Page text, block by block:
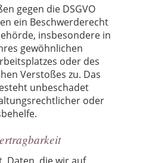
gegen die DSGVO
ein Beschwerderecht
insbesondere in
gewöhnlichen
oder des
Verstoßes zu. Das
unbeschadet
oder